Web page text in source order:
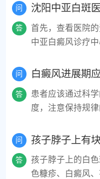
问 沈阳中亚白斑
答
首先，查看医院
中亚白癜风诊疗
疗团队的实力直
疗方案。还有良
者的就医体验和
问 白癜风进展期
答
患者应该通过科
度，注意保持规
完全有可能平稳
问 孩子脖子上有
答
孩子脖子上的白
色糠疹、白癜风